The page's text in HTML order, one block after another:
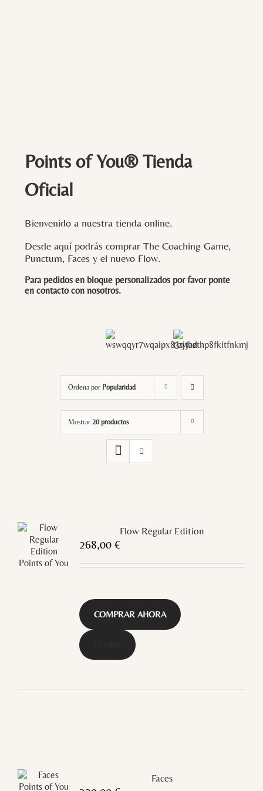
Points of You® Tienda
Oficial
Bienvenido a nuestra tienda online.
Desde aquí podrás comprar The Coaching Game,
Punctum, Faces y el nuevo Flow.
Para pedidos en bloque personalizados por favor ponte
en contacto con nosotros.
Ordena por Popularidad
Mostrar 20 productos
Flow Regular Edition
268,00 €
COMPRAR AHORA
Faces